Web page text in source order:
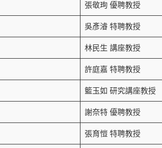
張敬珣 優聘教授
吳彥濬 特聘教授
林民生 講座教授
許庭嘉 特聘教授
籃玉如 研究講座教授
謝奈特 優聘教授
張育愷 特聘教授